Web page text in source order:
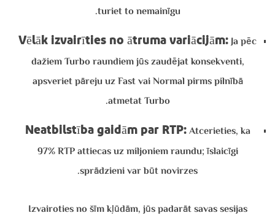
turiet to nemainīgu.
Vēlāk izvairīties no ātruma variācijām: Ja pēc
dažiem Turbo raundiem jūs zaudējat konsekventi,
apsveriet pāreju uz Fast vai Normal pirms pilnībā
atmetat Turbo.
Neatbilstība gaidām par RTP:Atcerieties, ka
97% RTP attiecas uz miljoniem raundu; īslaicīgi
sprādzieni var būt novirzes.
Izvairoties no šīm kļūdām, jūs padarāt savas sesijas